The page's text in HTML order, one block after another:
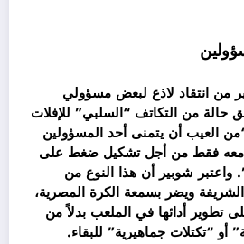
من انتقاد لاذع لبعض مسؤولي
حالة من التكاتف “السلبي” للإفلات
العيب أن يتمنى أحد المسؤولين
معه فقط من أجل تشكيل ضغط على
واعتبر شوبير أن هذا النوع من
ويضر بسمعة الكرة المصرية،
تطوير أدائها في الملعب بدلاً من
أو “تكتلات جماهيرية” للبقاء.